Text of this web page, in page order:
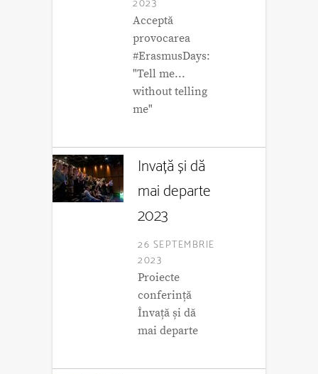
2023
Acceptă
provocarea
#ErasmusDays:
"Tell me...
without telling
me"
Invață și dă
mai departe
2023
26 SEPTEMBRIE
2023
Proiecte
conferință
Învață și dă
mai departe